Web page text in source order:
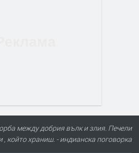
между добрия вълк и злия. Печели
, който храниш. - индианска поговорка